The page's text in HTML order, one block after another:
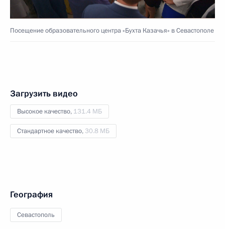
Посещение образовательного центра «Бухта Казачья» в Севастополе
Загрузить видео
Высокое качество, 131.4 МБ
Стандартное качество, 30.8 МБ
География
Севастополь